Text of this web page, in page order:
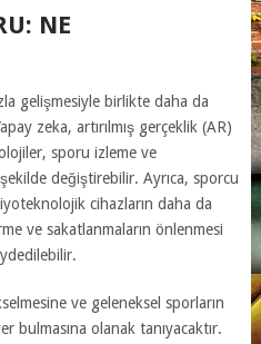
NE
gelişmesiyle birlikte daha da
zeka, artırılmış gerçeklik (AR)
sporu izleme ve
değiştirebilir. Ayrıca, sporcu
cihazların daha da
ve sakatlanmaların önlenmesi
ve geleneksel sporların
bulmasına olanak tanıyacaktır.